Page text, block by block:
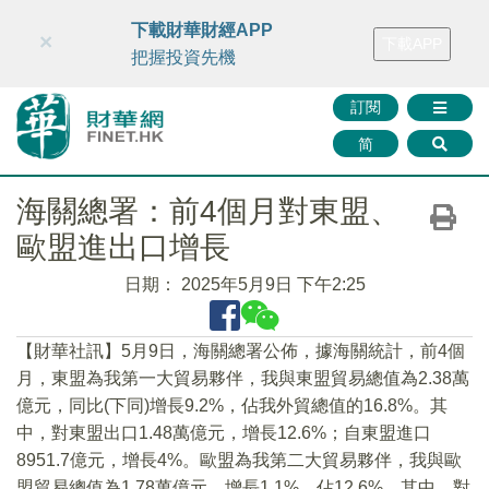
財華智庫網 FINTV FINMETA 財華證券 媒體矩陣
訂閱
简
×
下載財華財經APP
把握投資先機
海關總署：前4個月對東盟、
歐盟進出口增長
日期： 2025年5月9日 下午2:25
【財華社訊】5月9日，海關總署公佈，據海關統計，前4個
月，東盟為我第一大貿易夥伴，我與東盟貿易總值為2.38萬
億元，同比(下同)增長9.2%，佔我外貿總值的16.8%。其
中，對東盟出口1.48萬億元，增長12.6%；自東盟進口
8951.7億元，增長4%。歐盟為我第二大貿易夥伴，我與歐